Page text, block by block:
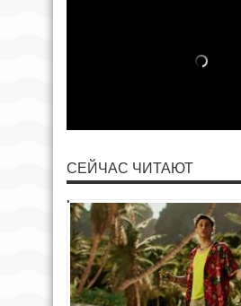
СЕЙЧАС ЧИТАЮТ